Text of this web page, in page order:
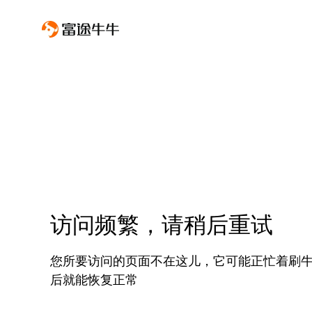
访问频繁，请稍后重试
您所要访问的页面不在这儿，它可能正忙着刷
后就能恢复正常